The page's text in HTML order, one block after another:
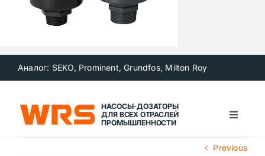
Аналог: SEKO, Prominent, Grundfos, Milton Roy
НАСОСЫ-ДОЗАТОРЫ
ДЛЯ ВСЕХ ОТРАСЛЕЙ
ПРОМЫШЛЕННОСТИ
Toggle
Previous